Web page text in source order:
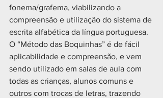
fonema/grafema, viabilizando a
compreensão e utilização do sistema de
escrita alfabética da língua portuguesa.
O “Método das Boquinhas” é de fácil
aplicabilidade e compreensão, e vem
sendo utilizado em salas de aula com
todas as crianças, alunos comuns e
outros com trocas de letras, trazendo